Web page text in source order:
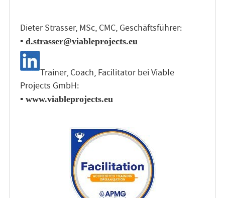
Dieter Strasser, MSc, CMC, Geschäftsführer:
▪ d.strasser@viableprojects.eu
Trainer, Coach, Facilitator bei Viable
Projects GmbH:
▪ www.viableprojects.eu